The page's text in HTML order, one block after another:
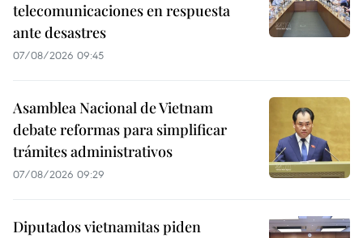
telecomunicaciones en respuesta
ante desastres
07/08/2026 09:45
Asamblea Nacional de Vietnam
debate reformas para simplificar
trámites administrativos
07/08/2026 09:29
Diputados vietnamitas piden